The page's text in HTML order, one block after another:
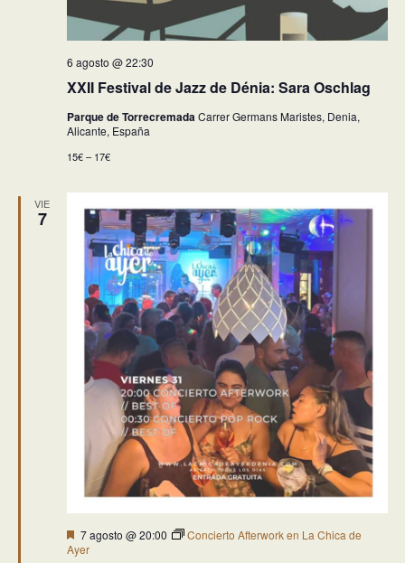
XXII Festival de Jazz de Dénia: Sara Oschlag
6 agosto @ 22:30
Parque de TorrecremadaCarrer Germans Maristes, Denia,
Alicante, España
15€ – 17€
VIE
7
Destacado
7 agosto @ 20:00
Concierto Afterwork en La Chica de
Ayer